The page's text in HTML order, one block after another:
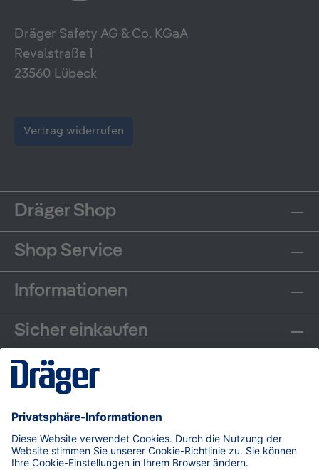
Dräger Safety AG & Co. KGaA
Revalstraße 1
23560 Lübeck
Vertrag widerrufen
Dräger Shop
Shop Service
Informationen
Sicher einkaufen
Communities
Zahlungsarten
Versand